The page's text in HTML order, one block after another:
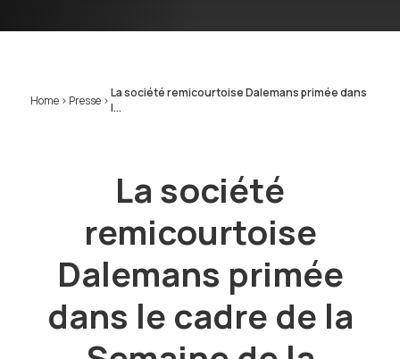
Home > Presse >La société remicourtoise Dalemans primée dans
l...
La société
remicourtoise
Dalemans primée
dans le cadre de la